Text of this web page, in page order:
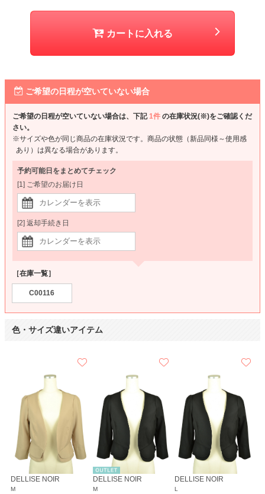
カートに入れる
ご希望の日程が空いていない場合
ご希望の日程が空いていない場合は、下記1件 の在庫状況(※)をご確認くだ
さい。
※サイズや色が同じ商品の在庫状況です。商品の状態（新品同様～使用感
あり）は異なる場合があります。
予約可能日をまとめてチェック
[1] ご希望のお届け日
[2] 返却手続き日
［在庫一覧］
C00116
色・サイズ違いアイテム
DELLISE NOIR
M
DELLISE NOIR
M
DELLISE NOIR
L